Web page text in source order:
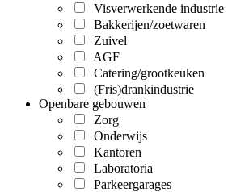
Visverwerkende industrie
Bakkerijen/zoetwaren
Zuivel
AGF
Catering/grootkeuken
(Fris)drankindustrie
Openbare gebouwen
Zorg
Onderwijs
Kantoren
Laboratoria
Parkeergarages